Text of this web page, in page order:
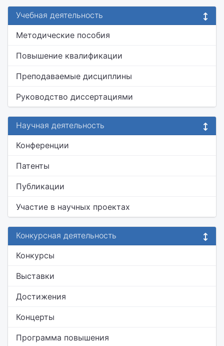
Учебная деятельность
Методические пособия
Повышение квалификации
Преподаваемые дисциплины
Руководство диссертациями
Научная деятельность
Конференции
Патенты
Публикации
Участие в научных проектах
Конкурсная деятельность
Конкурсы
Выставки
Достижения
Концерты
Программа повышения